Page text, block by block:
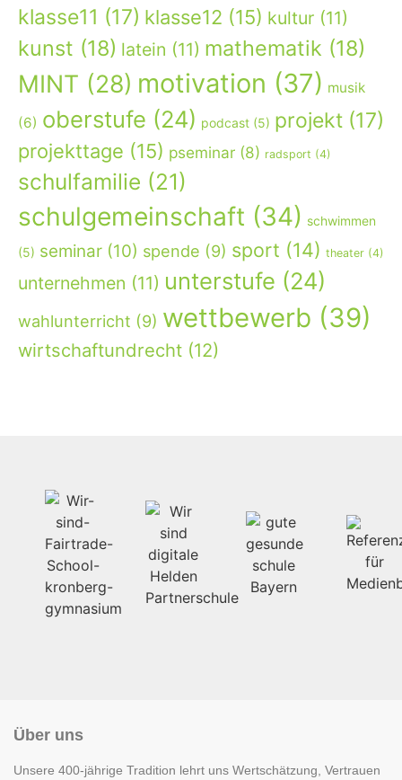
klasse11 (17) klasse12 (15) kultur (11)
kunst (18) latein (11) mathematik (18)
MINT (28) motivation (37) musik
(6) oberstufe (24) podcast (5) projekt (17)
projekttage (15) pseminar (8) radsport (4)
schulfamilie (21)
schulgemeinschaft (34) schwimmen
(5) seminar (10) spende (9) sport (14) theater (4)
unternehmen (11) unterstufe (24)
wahlunterricht (9) wettbewerb (39)
wirtschaftundrecht (12)
Über uns
Unsere 400-jährige Tradition lehrt uns Wertschätzung, Vertrauen